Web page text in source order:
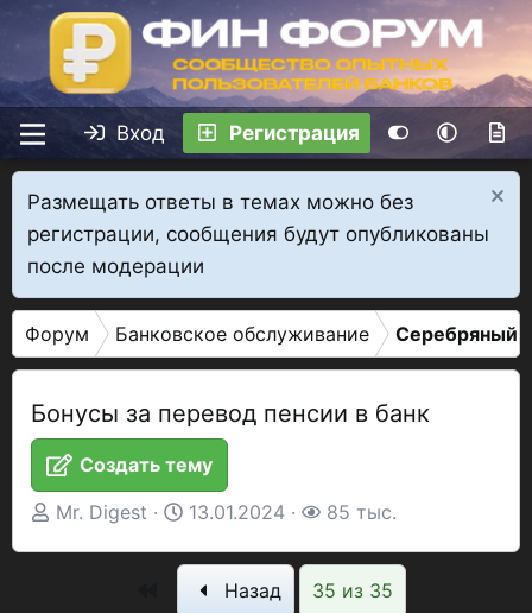
Вход Регистрация
Размещать ответы в темах можно без
регистрации, сообщения будут опубликованы
после модерации
Форум Банковское обслуживание Серебряный
Бонусы за перевод пенсии в банк
Создать тему
А
Mr. Digest
Д
т
13.01.2024
П
о
с
85 тыс.
ПервыйНазад 35 из 35